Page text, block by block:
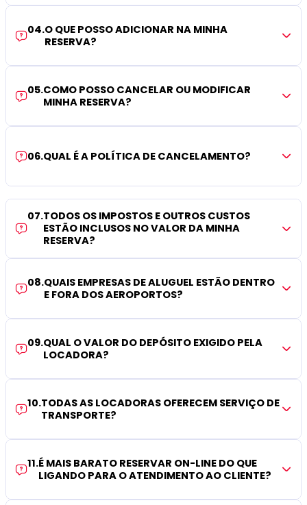
04.O QUE POSSO ADICIONAR NA MINHA
RESERVA?
05.COMO POSSO CANCELAR OU MODIFICAR
MINHA RESERVA?
06.QUAL É A POLÍTICA DE CANCELAMENTO?
07.TODOS OS IMPOSTOS E OUTROS CUSTOS
ESTÃO INCLUSOS NO VALOR DA MINHA
RESERVA?
08.QUAIS EMPRESAS DE ALUGUEL ESTÃO DENTRO
E FORA DOS AEROPORTOS?
09.QUAL O VALOR DO DEPÓSITO EXIGIDO PELA
LOCADORA?
10.TODAS AS LOCADORAS OFERECEM SERVIÇO DE
TRANSPORTE?
11.É MAIS BARATO RESERVAR ON-LINE DO QUE
LIGANDO PARA O ATENDIMENTO AO CLIENTE?